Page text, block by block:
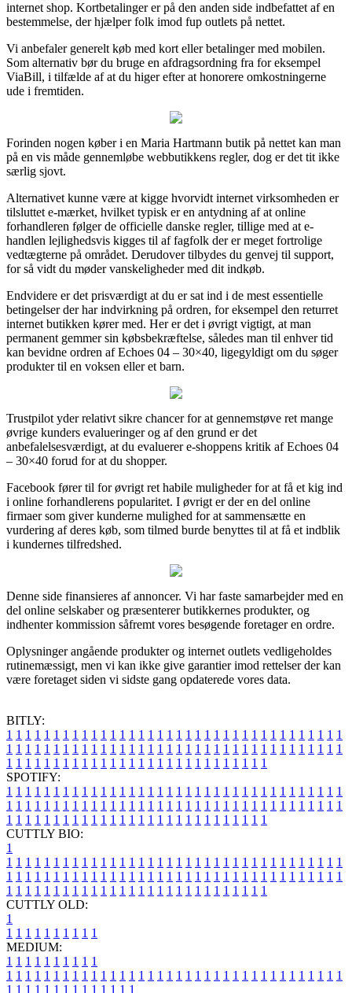
internet shop. Kortbetalinger er på den anden side indbefattet af en
bestemmelse, der hjælper folk imod fup outlets på nettet.
Vi anbefaler generelt køb med kort eller betalinger med mobilen.
Som alternativ bør du bruge en afdragsordning fra for eksempel
ViaBill, i tilfælde af at du higer efter at honorere omkostningerne
ude i fremtiden.
Forinden nogen køber i en Maria Hartmann butik på nettet kan man
på en vis måde gennemløbe webbutikkens regler, dog er det tit ikke
særlig sjovt.
Alternativet kunne være at kigge hvorvidt internet virksomheden er
tilsluttet e-mærket, hvilket typisk er en antydning af at online
forhandleren følger de officielle danske regler, tillige med at e-
handlen lejlighedsvis kigges til af fagfolk der er meget fortrolige
vedtægterne på området. Derudover tilbydes du genvej til support,
for så vidt du møder vanskeligheder med dit indkøb.
Endvidere er det prisværdigt at du er sat ind i de mest essentielle
betingelser der har indvirkning på ordren, for eksempel den returret
internet butikken kører med. Her er det i øvrigt vigtigt, at man
permanent gemmer sin købsbekræftelse, således man til enhver tid
kan bevidne ordren af Echoes 04 – 30×40, ligegyldigt om du søger
produkter til en voksen eller et barn.
Trustpilot yder relativt sikre chancer for at gennemstøve ret mange
øvrige kunders evalueringer og af den grund er det
anbefalelsesværdigt, at du evaluerer e-shoppens kritik af Echoes 04
– 30×40 forud for at du shopper.
Facebook fører til for øvrigt ret habile muligheder for at få et kig ind
i online forhandlerens popularitet. I øvrigt er der en del online
firmaer som giver kunderne mulighed for at sammensætte en
vurdering af deres køb, som tilmed burde benyttes til at få et indblik
i kundernes tilfredshed.
Denne side finansieres af annoncer. Vi har faste samarbejder med en
del online selskaber og præsenterer butikkernes produkter, og
indhenter kommission såfremt vores besøgende foretager en ordre.
Oplysninger angående produkter og internet outlets vedligeholdes
rutinemæssigt, men vi kan ikke give garantier imod rettelser der kan
være foretaget siden vi sidste gang opdaterede vores data.
BITLY:
1 1 1 1 1 1 1 1 1 1 1 1 1 1 1 1 1 1 1 1 1 1 1 1 1 1 1 1 1 1 1 1 1 1 1 1
1 1 1 1 1 1 1 1 1 1 1 1 1 1 1 1 1 1 1 1 1 1 1 1 1 1 1 1 1 1 1 1 1 1 1 1
1 1 1 1 1 1 1 1 1 1 1 1 1 1 1 1 1 1 1 1 1 1 1 1 1 1 1 1
SPOTIFY:
1 1 1 1 1 1 1 1 1 1 1 1 1 1 1 1 1 1 1 1 1 1 1 1 1 1 1 1 1 1 1 1 1 1 1 1
1 1 1 1 1 1 1 1 1 1 1 1 1 1 1 1 1 1 1 1 1 1 1 1 1 1 1 1 1 1 1 1 1 1 1 1
1 1 1 1 1 1 1 1 1 1 1 1 1 1 1 1 1 1 1 1 1 1 1 1 1 1 1 1
CUTTLY BIO:
1
1 1 1 1 1 1 1 1 1 1 1 1 1 1 1 1 1 1 1 1 1 1 1 1 1 1 1 1 1 1 1 1 1 1 1 1
1 1 1 1 1 1 1 1 1 1 1 1 1 1 1 1 1 1 1 1 1 1 1 1 1 1 1 1 1 1 1 1 1 1 1 1
1 1 1 1 1 1 1 1 1 1 1 1 1 1 1 1 1 1 1 1 1 1 1 1 1 1 1 1
CUTTLY OLD:
1
1 1 1 1 1 1 1 1 1 1
MEDIUM:
1 1 1 1 1 1 1 1 1 1
1 1 1 1 1 1 1 1 1 1 1 1 1 1 1 1 1 1 1 1 1 1 1 1 1 1 1 1 1 1 1 1 1 1 1 1
1 1 1 1 1 1 1 1 1 1 1 1 1 1